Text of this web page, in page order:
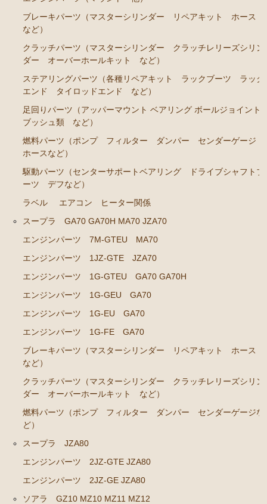
月迄
エンジンパーツ 1G-EU
エンジンパーツ M-TEU
エンジンパーツ（ガスケット類）
冷却パーツ（ポンプ サーモスタット ファン ファ
ンカップリング ホース類 など）
ブレーキパーツ（マスターシリンダー リペアキッ
ト ホース など）
クラッチパーツ（マスターシリンダー クラッチレリ
ーズシリンダー オーバーホールキット など）
ステアリングパーツ（各種リペアキット ラックブー
ツ ラックエンド タイロッドエンド など）
足回りパーツ（アッパーマウント ベアリング ボー
燃料パーツ（ポンプ フィルター ダンパー センダ
シャフトブーツ デフなど）
ウエザーストリップ
エアコン ヒーター関係
マークⅡワゴン GX70G
エンジンパーツ 1G-EU
エンジンパーツ 1G-FE
ブレーキパーツ（マスターシリンダー リペアキッ
ト ホース など）
クラッチパーツ（マスターシリンダー クラッチレリ
ブレーキパーツ（マスターシリンダー リペアキット ホース
など）
クラッチパーツ（マスターシリンダー クラッチレリーズシリン
ダー オーバーホールキット など）
ステアリングパーツ（各種リペアキット ラックブーツ ラック
エンド タイロッドエンド など）
足回りパーツ（アッパーマウント ベアリング ボールジョイント
ブッシュ類 など）
燃料パーツ（ポンプ フィルター ダンパー センダーゲージ
ホースなど）
駆動パーツ（センターサポートベアリング ドライブシャフトブ
ーツ デフなど）
ラベル
エアコン ヒーター関係
スープラ GA70 GA70H MA70 JZA70
エンジンパーツ 7M-GTEU MA70
エンジンパーツ 1JZ-GTE JZA70
エンジンパーツ 1G-GTEU GA70 GA70H
エンジンパーツ 1G-GEU GA70
エンジンパーツ 1G-EU GA70
エンジンパーツ 1G-FE GA70
ブレーキパーツ（マスターシリンダー リペアキット ホース
など）
クラッチパーツ（マスターシリンダー クラッチレリーズシリン
ダー オーバーホールキット など）
燃料パーツ（ポンプ フィルター ダンパー センダーゲージな
ど）
スープラ JZA80
エンジンパーツ 2JZ-GTE JZA80
エンジンパーツ 2JZ-GE JZA80
ソアラ GZ10 MZ10 MZ11 MZ12